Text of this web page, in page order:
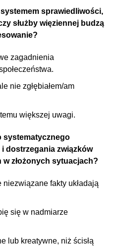
sprawiedliwości,
służby więziennej budzą
zagadnienia
nie zgłębiałem/am
większej uwagi.
systematycznego
dostrzegania związków
złożonych sytuacjach?
fakty układają
się w nadmiarze
lub kreatywne, niż ścisłą